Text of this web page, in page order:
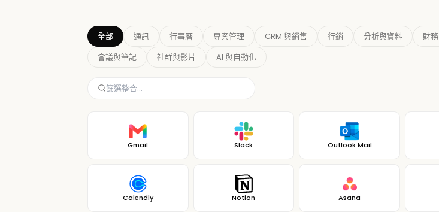
全部 通訊 行事曆 專案管理 CRM 與銷售 行銷 分析與資料 財務
會議與筆記
社群與影片 AI 與自動化
Gmail Slack Outlook Mail
Calendly Notion Asana